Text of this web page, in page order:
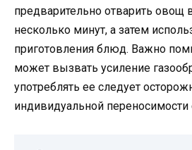
предварительно отварить овощ
несколько минут, а затем
приготовления блюд. Важно
может вызвать усиление
употреблять ее следует
индивидуальной переносимости